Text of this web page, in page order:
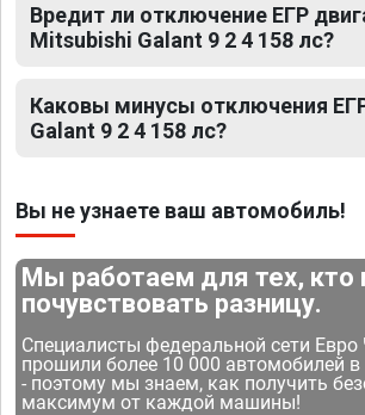
Вредит ли отключение ЕГР
Mitsubishi Galant 9 2 4 158 лс?
Каковы минусы отключения
Galant 9 2 4 158 лс?
Вы не узнаете ваш автомобиль!
Мы работаем для тех,
почувствовать разницу.
Специалисты федеральной сети
прошили более 10 000 автомобилей
- поэтому мы знаем, как получить
максимум от каждой машины!